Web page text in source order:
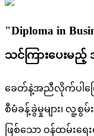
"Diploma in
သင်ကြားပေးမည့်
ခေတ်နဲ့အညီလိုက်ပါပြ
စီမံခန့်ခွဲမှုများ၊ လူ့စွ
ဖြစ်သော ဝန်ထမ်းရေ